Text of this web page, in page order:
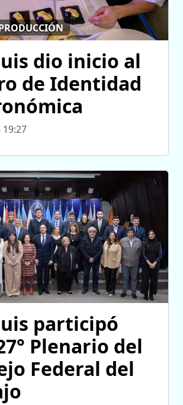
dio inicio al
de Identidad
participó
Plenario del
Federal del